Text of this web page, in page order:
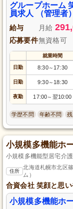
グループホーム
員求人 （管理者）
給与 月給
応募要件無資格可
就業時間
日勤 8:30～ 17:30
日勤 9:30～ 18:30
夜勤 17:00～ 翌10:00
学歴不問 年齢不問
小規模多機能ホ
小規模多機能型居宅介護
住所
北海道札幌市北区
ム）
合資会社 笑顔と思
小規模多機能ホ